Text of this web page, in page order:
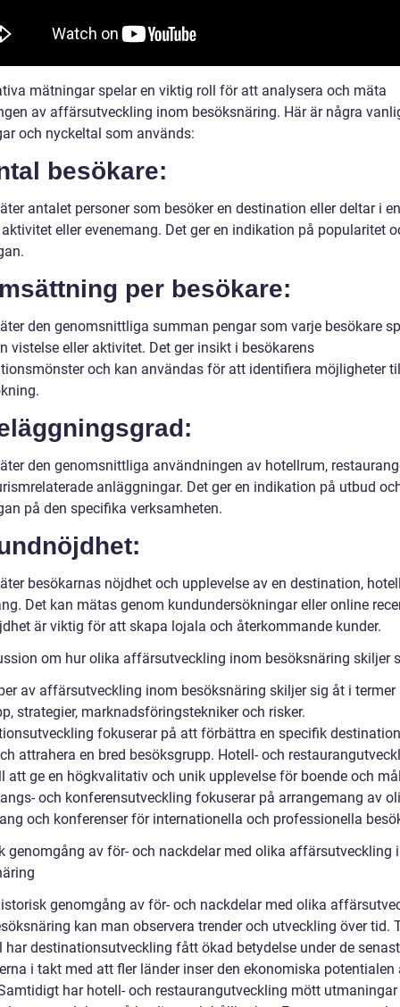
mätningar spelar en viktig roll för att analysera och mäta
av affärsutveckling inom besöksnäring. Här är några
och nyckeltal som används:
besökare:
antalet personer som besöker en destination eller deltar i en
eller evenemang. Det ger en indikation på popularitet
per besökare:
den genomsnittliga summan pengar som varje besökare
vistelse eller aktivitet. Det ger insikt i besökarens
och kan användas för att identifiera möjligheter
den genomsnittliga användningen av hotellrum,
anläggningar. Det ger en indikation på utbud
på den specifika verksamheten.
besökarnas nöjdhet och upplevelse av en destination,
Det kan mätas genom kundundersökningar eller online
är viktig för att skapa lojala och återkommande kunder.
om hur olika affärsutveckling inom besöksnäring skiljer
av affärsutveckling inom besöksnäring skiljer sig åt i termer
strategier, marknadsföringstekniker och risker.
fokuserar på att förbättra en specifik
attrahera en bred besöksgrupp. Hotell- och
att ge en högkvalitativ och unik upplevelse för boende och
och konferensutveckling fokuserar på arrangemang av
och konferenser för internationella och professionella
genomgång av för- och nackdelar med olika affärsutveckling
genomgång av för- och nackdelar med olika
kan man observera trender och utveckling över tid.
har destinationsutveckling fått ökad betydelse under de
i takt med att fler länder inser den ekonomiska potentialen
har hotell- och restaurangutveckling mött utmaningar